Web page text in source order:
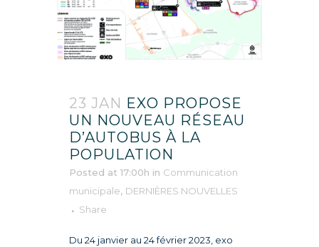
23 JAN EXO PROPOSE
UN NOUVEAU RÉSEAU
D’AUTOBUS À LA
POPULATION
Posted at 17:00h in Communication
municipale, DERNIÈRES NOUVELLES
Share
Du 24 janvier au 24 février 2023, exo